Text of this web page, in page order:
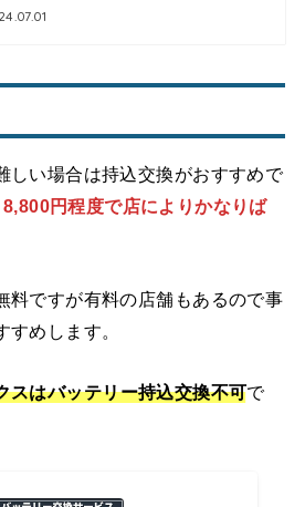
しい場合は持込交換がおすすめで
円程度で店によりかなりば
料ですが有料の店舗もあるので事
めします。
スはバッテリー持込交換不可で